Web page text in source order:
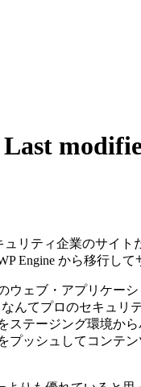
Last
リティ企業のサイ
Engine から移行し
ェブ・アプリケー
んてプロのセキュ
テージング環境か
ッシュしてコンテ